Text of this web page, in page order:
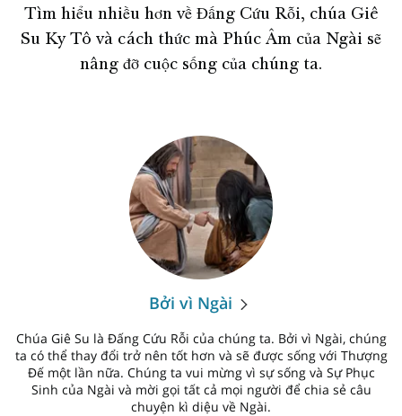
Tìm hiểu nhiều hơn về Đấng Cứu Rỗi, chúa Giê
Su Ky Tô và cách thức mà Phúc Âm của Ngài sẽ
nâng đỡ cuộc sống của chúng ta.
Bởi vì Ngài
Chúa Giê Su là Đấng Cứu Rỗi của chúng ta. Bởi vì Ngài, chúng
ta có thể thay đổi trở nên tốt hơn và sẽ được sống với Thượng
Đế một lần nữa. Chúng ta vui mừng vì sự sống và Sự Phục
Sinh của Ngài và mời gọi tất cả mọi người để chia sẻ câu
chuyện kì diệu về Ngài.